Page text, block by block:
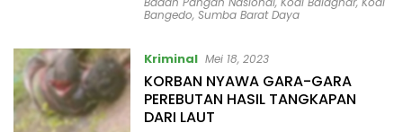
Bangedo, Sumba Barat Daya
Kriminal Mei 18, 2023
KORBAN NYAWA GARA-GARA
PEREBUTAN HASIL TANGKAPAN
DARI LAUT